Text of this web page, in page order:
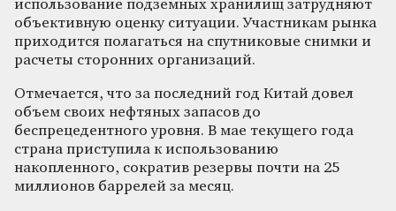
использование подземных хранилищ затрудняют
объективную оценку ситуации. Участникам рынка
приходится полагаться на спутниковые снимки и
расчеты сторонних организаций.
Отмечается, что за последний год Китай довел
объем своих нефтяных запасов до
беспрецедентного уровня. В мае текущего года
страна приступила к использованию
накопленного, сократив резервы почти на 25
миллионов баррелей за месяц.